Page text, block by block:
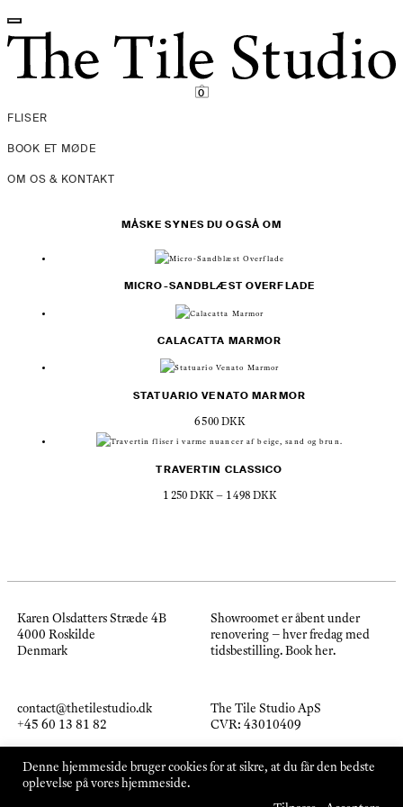
Spring
til
navigation
Spring
til
indhold
0
FLISER
BOOK ET MØDE
OM OS & KONTAKT
MÅSKE SYNES DU OGSÅ OM
MICRO-SANDBLÆST OVERFLADE
CALACATTA MARMOR
STATUARIO VENATO MARMOR
6 500DKK
TRAVERTIN CLASSICO
1 250DKK– 1 498 DKKPrisinterval:
Karen Olsdatters Stræde 4B
4000 Roskilde
Denmark
Showroomet er åbent under
renovering – hver fredag med
tidsbestilling.Book her.
contact@thetilestudio.dk
+45 60 13 81 82
The Tile Studio ApS
CVR: 43010409
Instagram
Denne hjemmeside bruger cookies for at sikre, at du får den bedste
oplevelse på vores hjemmeside.